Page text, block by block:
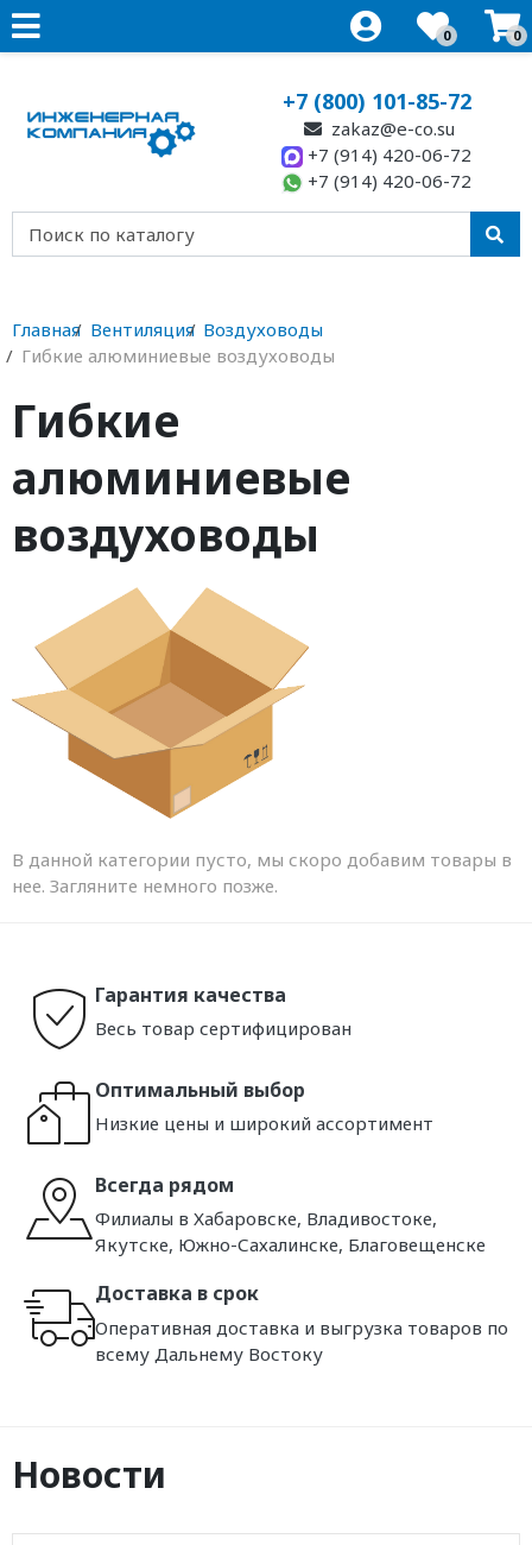
0 0
+7 (800) 101-85-72
zakaz@e-co.su
+7 (914) 420-06-72
+7 (914) 420-06-72
Главная Вентиляция Воздуховоды
Гибкие алюминиевые воздуховоды
Гибкие
алюминиевые
воздуховоды
В данной категории пусто, мы скоро добавим товары в
нее. Загляните немного позже.
Гарантия качества
Весь товар сертифицирован
Оптимальный выбор
Низкие цены и широкий ассортимент
Всегда рядом
Филиалы в Хабаровске, Владивостоке,
Якутске, Южно-Сахалинске, Благовещенске
Доставка в срок
Оперативная доставка и выгрузка товаров по
всему Дальнему Востоку
Новости